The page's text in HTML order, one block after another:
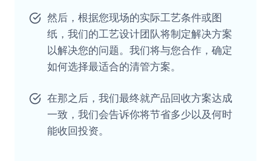
然后，根据您现场的实际工艺条件或图
纸，我们的工艺设计团队将制定解决方案
以解决您的问题。我们将与您合作，确定
如何选择最适合的清管方案。
在那之后，我们最终就产品回收方案达成
一致，我们会告诉你将节省多少以及何时
能收回投资。